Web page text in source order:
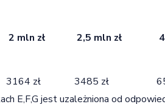
2 mln zł 2,5 mln zł
3164 zł 3485 zł
E,F,G jest uzależniona od